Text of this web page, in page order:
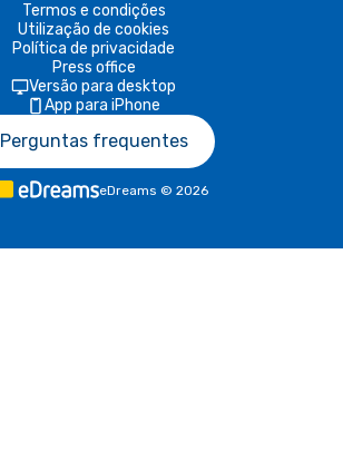
Termos e condições
Utilização de cookies
Política de privacidade
Press office
Versão para desktop
App para iPhone
Perguntas frequentes
eDreams © 2026